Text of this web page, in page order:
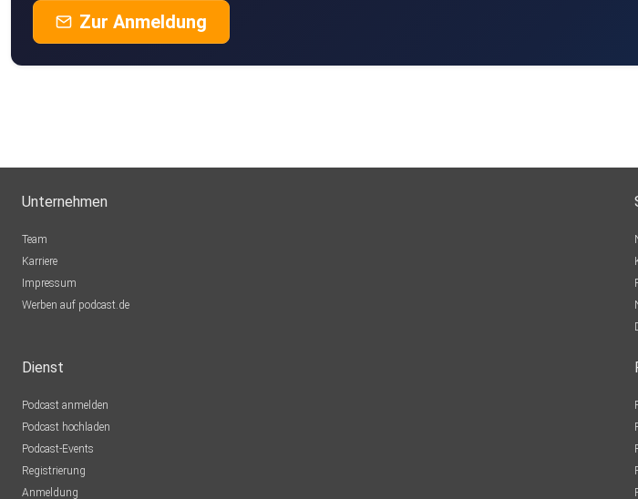
Zur Anmeldung
Unternehmen
Team
Karriere
Impressum
Werben auf podcast.de
Dienst
Podcast anmelden
Podcast hochladen
Podcast-Events
Registrierung
Anmeldung